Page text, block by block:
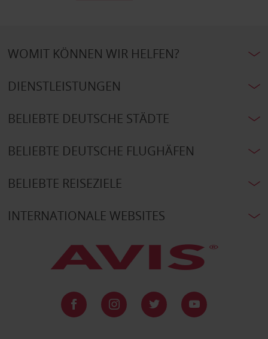
WOMIT KÖNNEN WIR HELFEN?
DIENSTLEISTUNGEN
BELIEBTE DEUTSCHE STÄDTE
BELIEBTE DEUTSCHE FLUGHÄFEN
BELIEBTE REISEZIELE
INTERNATIONALE WEBSITES